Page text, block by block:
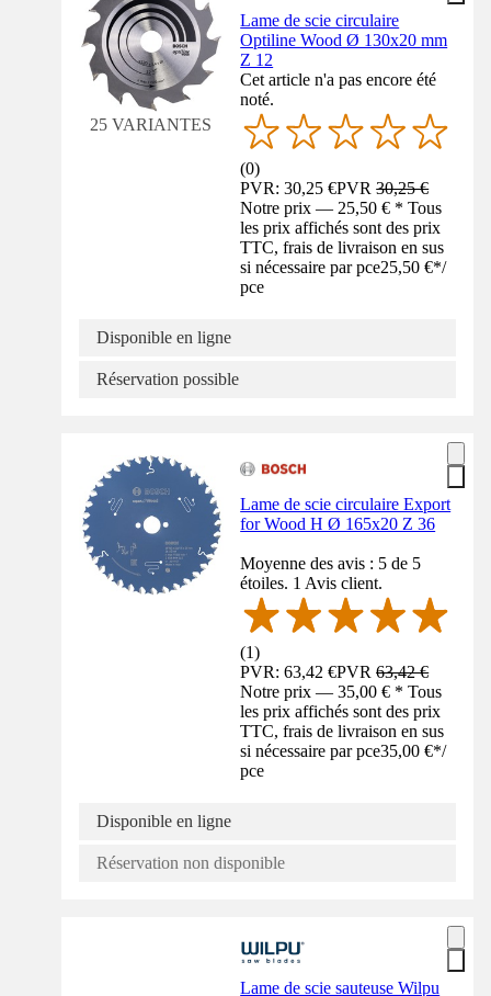
25 VARIANTES
Lame de scie circulaire
Optiline Wood Ø 130x20 mm
Z 12
Cet article n'a pas encore été
noté.
(0)
PVR: 30,25 €PVR30,25 €
Notre prix — 25,50 € * Tous
les prix affichés sont des prix
TTC, frais de livraison en sus
si nécessaire par pce25,50 €*/
pce
Disponible en ligne
Réservation possible
Lame de scie circulaire Export
for Wood H Ø 165x20 Z 36
Moyenne des avis : 5 de 5
étoiles. 1 Avis client.
(1)
PVR: 63,42 €PVR63,42 €
Notre prix — 35,00 € * Tous
les prix affichés sont des prix
TTC, frais de livraison en sus
si nécessaire par pce35,00 €*/
pce
Disponible en ligne
Réservation non disponible
Lame de scie sauteuse Wilpu